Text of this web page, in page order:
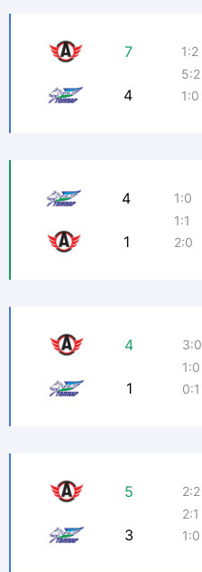
7
4
1:2
5:2
1:0
4
1
1:0
1:1
2:0
4
1
3:0
1:0
0:1
5
3
2:2
2:1
1:0